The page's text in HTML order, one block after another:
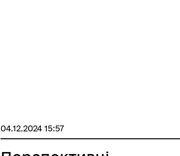
04.12.2024 15:57